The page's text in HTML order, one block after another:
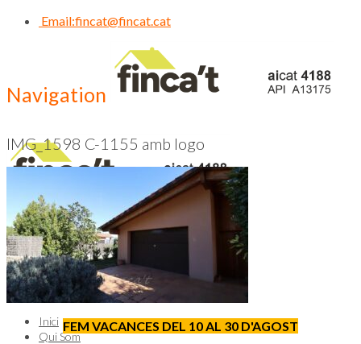
Email:fincat@fincat.cat
Navigation
CALL US NOW
93 830 14 35
Inici
Qui Som
IMG_1598 C-1155 amb logo
FEM VACANCES DEL 10 AL 30 D'AGOST